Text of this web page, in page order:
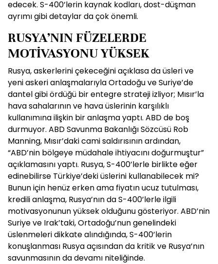
edecek. S-400’lerin kaynak kodları, dost-düşman
ayrımı gibi detaylar da çok önemli.
RUSYA’NIN FÜZELERDE
MOTİVASYONU YÜKSEK
Rusya, askerlerini çekeceğini açıklasa da üsleri ve
yeni askeri anlaşmalarıyla Ortadoğu ve Suriye’de
dantel gibi ördüğü bir entegre strateji izliyor; Mısır’la
hava sahalarının ve hava üslerinin karşılıklı
kullanımına ilişkin bir anlaşma yaptı. ABD de boş
durmuyor. ABD Savunma Bakanlığı Sözcüsü Rob
Manning, Mısır’daki cami saldırısının ardından,
“ABD’nin bölgeye müdahale ihtiyacını doğurmuştur”
açıklamasını yaptı. Rusya, S-400’lerle birlikte eğer
edinebilirse Türkiye’deki üslerini kullanabilecek mi?
Bunun için henüz erken ama fiyatın ucuz tutulması,
kredili anlaşma, Rusya’nın da S-400’lerle ilgili
motivasyonunun yüksek olduğunu gösteriyor. ABD’nin
Suriye ve Irak’taki, Ortadoğu’nun genelindeki
üslenmeleri dikkate alındığında, S-400’lerin
konuşlanması Rusya açısından da kritik ve Rusya’nın
savunmasının da devamı niteliğinde.